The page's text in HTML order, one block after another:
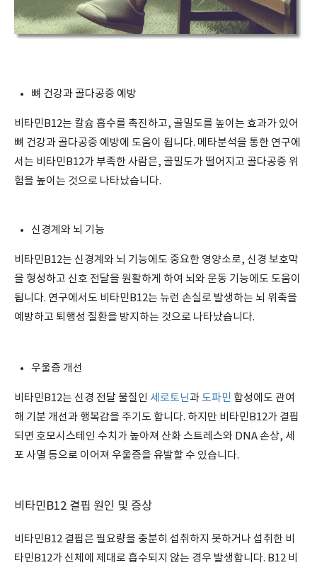
뼈 건강과 골다공증 예방
비타민B12는 칼슘 흡수를 촉진하고, 골밀도를 높이는 효과가 있어
뼈 건강과 골다공증 예방에 도움이 됩니다. 메타분석을 통한 연구에
서는 비타민B12가 부족한 사람은, 골밀도가 떨어지고 골다공증 위
험을 높이는 것으로 나타났습니다.
신경계와 뇌 기능
비타민B12는 신경계와 뇌 기능에도 중요한 영양소로, 신경 보호막
을 형성하고 신호 전달을 원활하게 하여 뇌와 운동 기능에도 도움이
됩니다. 연구에서도 비타민B12는 뉴런 손실로 발생하는 뇌 위축을
예방하고 퇴행성 질환을 방지하는 것으로 나타났습니다.
우울증 개선
비타민B12는 신경 전달 물질인 세로토닌과도파민 합성에도 관여
해 기분 개선과 행복감을 주기도 합니다. 하지만 비타민B12가 결핍
되면 호모시스테인 수치가 높아져 산화 스트레스와 DNA 손상, 세
포 사멸 등으로 이어져 우울증을 유발할 수 있습니다.
비타민B12 결핍 원인 및 증상
비타민B12 결핍은 필요량을 충분히 섭취하지 못하거나 섭취한 비
타민B12가 신체에 제대로 흡수되지 않는 경우 발생합니다. B12 비